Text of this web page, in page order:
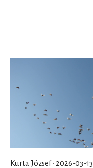
Kurta József · 2026-03-13